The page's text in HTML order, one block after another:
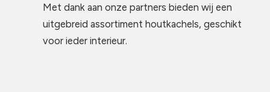
Met dank aan onze partners bieden wij een
uitgebreid assortiment houtkachels, geschikt
voor ieder interieur.